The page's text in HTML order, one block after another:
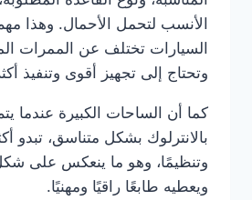
الأنسب لتحمل الأحمال. وهذا
السيارات تختلف عن الممرات
وتحتاج إلى تجهيز أقوى وتنفيذ
كما أن الساحات الكبيرة عندما
بالانترلوك بشكل متناسق، تبدو
وتنظيمًا، وهو ما ينعكس على شكل
ويعطيه طابعًا راقيًا ومهنيًا.